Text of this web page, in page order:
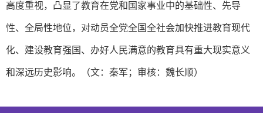
高度重视，凸显了教育在党和国家事业中的基础性、先导
性、全局性地位，对动员全党全国全社会加快推进教育现代
化、建设教育强国、办好人民满意的教育具有重大现实意义
和深远历史影响。（文：秦军；审核：魏长顺）